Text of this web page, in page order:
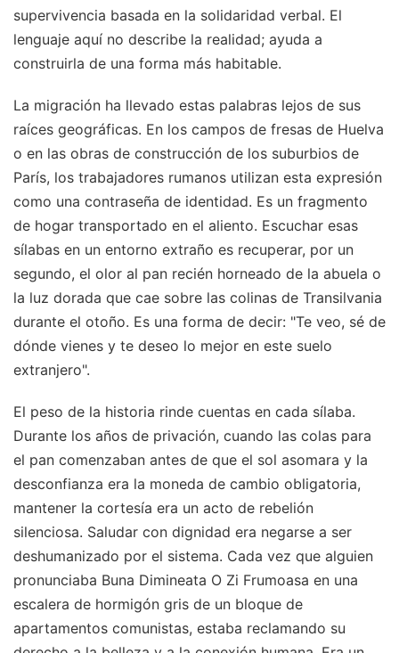
supervivencia basada en la solidaridad verbal. El
lenguaje aquí no describe la realidad; ayuda a
construirla de una forma más habitable.
La migración ha llevado estas palabras lejos de sus
raíces geográficas. En los campos de fresas de Huelva
o en las obras de construcción de los suburbios de
París, los trabajadores rumanos utilizan esta expresión
como una contraseña de identidad. Es un fragmento
de hogar transportado en el aliento. Escuchar esas
sílabas en un entorno extraño es recuperar, por un
segundo, el olor al pan recién horneado de la abuela o
la luz dorada que cae sobre las colinas de Transilvania
durante el otoño. Es una forma de decir: "Te veo, sé de
dónde vienes y te deseo lo mejor en este suelo
extranjero".
El peso de la historia rinde cuentas en cada sílaba.
Durante los años de privación, cuando las colas para
el pan comenzaban antes de que el sol asomara y la
desconfianza era la moneda de cambio obligatoria,
mantener la cortesía era un acto de rebelión
silenciosa. Saludar con dignidad era negarse a ser
deshumanizado por el sistema. Cada vez que alguien
pronunciaba Buna Dimineata O Zi Frumoasa en una
escalera de hormigón gris de un bloque de
apartamentos comunistas, estaba reclamando su